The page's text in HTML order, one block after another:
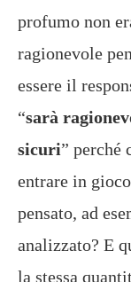
profumo non
ragionevole
essere il
“sarà
sicuri” perché
entrare in
pensato, ad
analizzato? E
la stessa